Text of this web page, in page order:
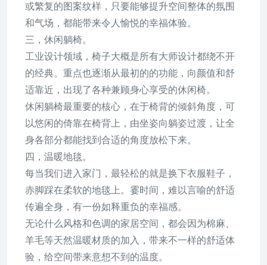
或繁复的图案纹样，只要能够提升空间整体的氛围
和气场，都能带来令人愉悦的幸福体验。
三，休闲躺椅。
工业设计领域，椅子大概是所有大师设计都绕不开
的经典。重点也逐渐从最初的的功能，向颜值和舒
适靠近，出现了各种兼顾身心享受的休闲椅。
休闲躺椅最重要的核心，在于椅背的倾斜角度，可
以悠闲的倚靠在椅背上，由坐姿向躺姿过渡，让全
身各部分都能找到合适的角度放松下来。
四，温暖地毯。
每当我们进入家门，最轻松的就是换下衣服鞋子，
赤脚踩在柔软的地毯上。霎时间，难以言喻的舒适
传遍全身，有一份如释重负的幸福感。
无论什么风格和色调的家居空间，都会因为棉麻、
羊毛等天然温暖材质的加入，带来不一样的舒适体
验，给空间带来意想不到的温度。